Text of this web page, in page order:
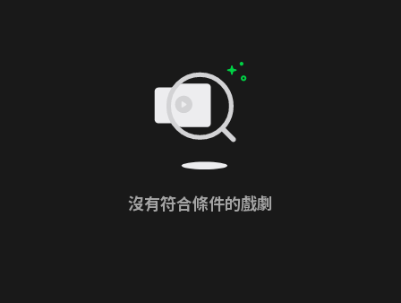
沒有符合條件的戲劇